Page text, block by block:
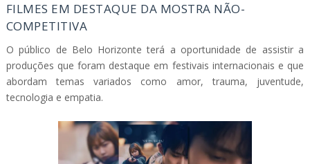
FILMES EM DESTAQUE DA MOSTRA NÃO-
COMPETITIVA
O público de Belo Horizonte terá a oportunidade de assistir a
produções que foram destaque em festivais internacionais e que
abordam temas variados como amor, trauma, juventude,
tecnologia e empatia.